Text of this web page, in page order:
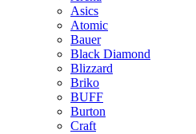
Asics
Atomic
Bauer
Black Diamond
Blizzard
Briko
BUFF
Burton
Craft